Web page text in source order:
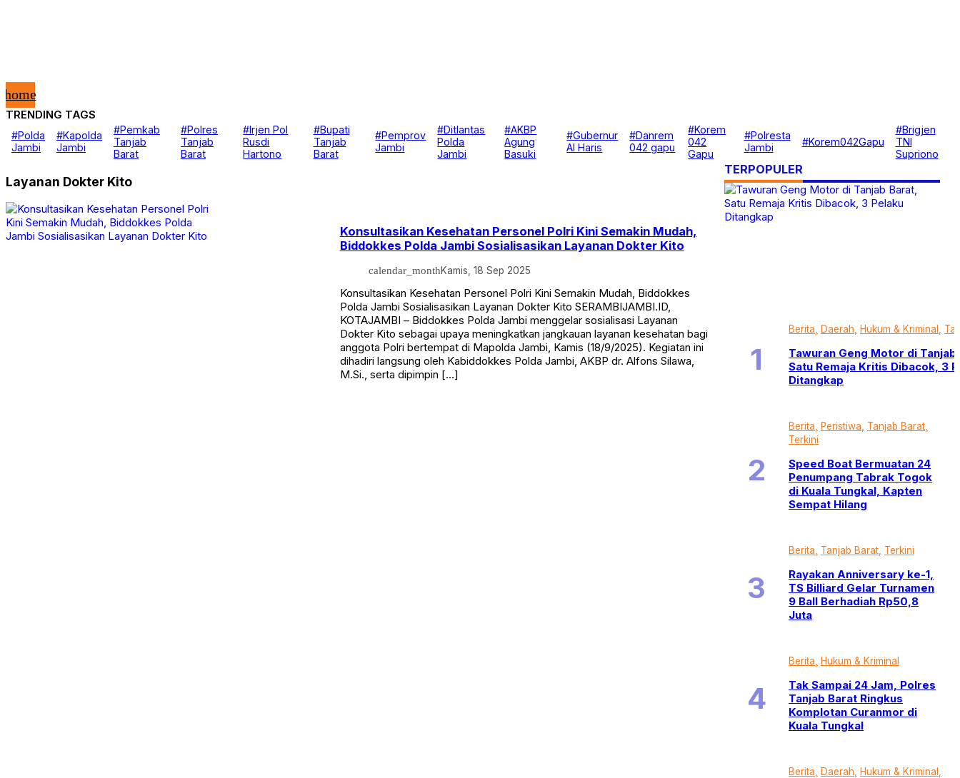
home
Berita
Daerah
Peristiwa
Opini
Pemerintahan
Video
TRENDING TAGS
#Polda
Jambi
#Kapolda
Jambi
#Pemkab
Tanjab
Barat
#Polres
Tanjab
Barat
#Irjen Pol
Rusdi
Hartono
#Bupati
Tanjab
Barat
#Pemprov
Jambi
#Ditlantas
Polda
Jambi
#AKBP
Agung
Basuki
#Gubernur
Al Haris
#Danrem
042 gapu
#Korem
042
Gapu
#Polresta
Jambi
#Korem042Gapu
#Brigjen
TNI
Supriono
Layanan Dokter Kito
Konsultasikan Kesehatan Personel Polri Kini Semakin Mudah,
Biddokkes Polda Jambi Sosialisasikan Layanan Dokter Kito
calendar_monthKamis, 18 Sep 2025
Konsultasikan Kesehatan Personel Polri Kini Semakin Mudah, Biddokkes
Polda Jambi Sosialisasikan Layanan Dokter Kito SERAMBIJAMBI.ID,
KOTAJAMBI – Biddokkes Polda Jambi menggelar sosialisasi Layanan
Dokter Kito sebagai upaya meningkatkan jangkauan layanan kesehatan bagi
anggota Polri bertempat di Mapolda Jambi, Kamis (18/9/2025). Kegiatan ini
dihadiri langsung oleh Kabiddokkes Polda Jambi, AKBP dr. Alfons Silawa,
M.Si., serta dipimpin […]
TERPOPULER
Berita Daerah Hukum & Kriminal
Tawuran Geng Motor di Tanjab
Satu Remaja Kritis Dibacok, 3
Ditangkap
Berita Peristiwa
Tanjab Barat
Terkini
Speed Boat Bermuatan 24
Penumpang Tabrak Togok
di Kuala Tungkal, Kapten
Sempat Hilang
Berita Tanjab Barat Terkini
Rayakan Anniversary ke-1,
TS Billiard Gelar Turnamen
9 Ball Berhadiah Rp50,8
Juta
Berita Hukum & Kriminal
Tak Sampai 24 Jam, Polres
Tanjab Barat Ringkus
Komplotan Curanmor di
Kuala Tungkal
Berita Daerah Hukum & Kriminal